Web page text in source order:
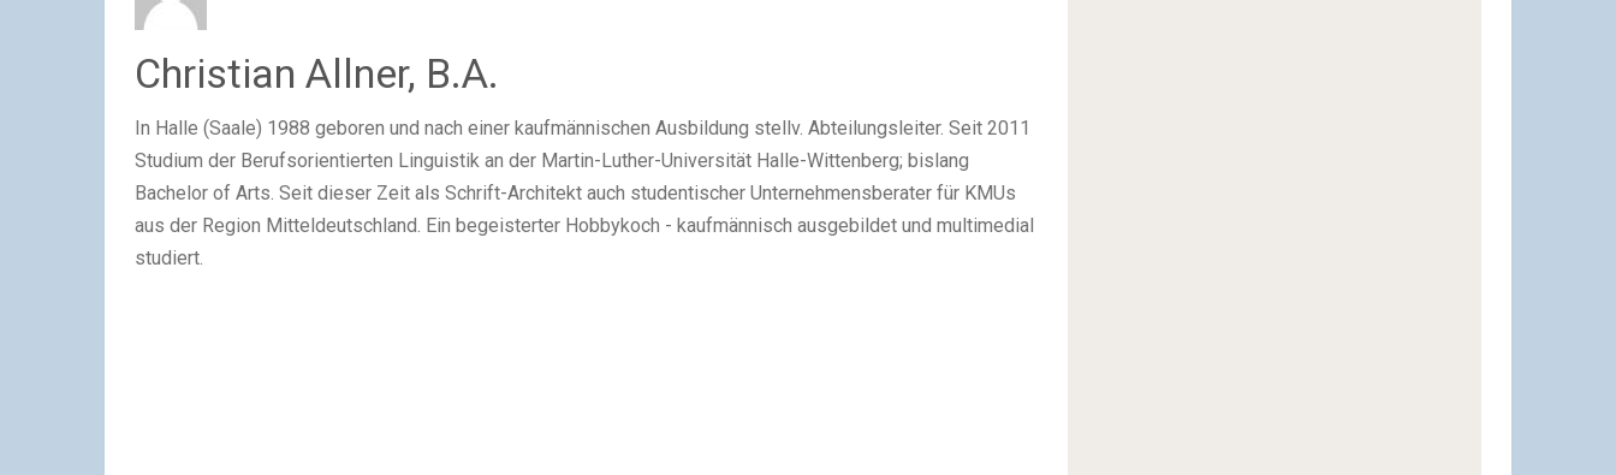
Christian Allner, B.A.
In Halle (Saale) 1988 geboren und nach einer kaufmännischen Ausbildung stellv. Abteilungsleiter. Seit 2011
Studium der Berufsorientierten Linguistik an der Martin-Luther-Universität Halle-Wittenberg; bislang
Bachelor of Arts. Seit dieser Zeit als Schrift-Architekt auch studentischer Unternehmensberater für KMUs
aus der Region Mitteldeutschland. Ein begeisterter Hobbykoch - kaufmännisch ausgebildet und multimedial
studiert.